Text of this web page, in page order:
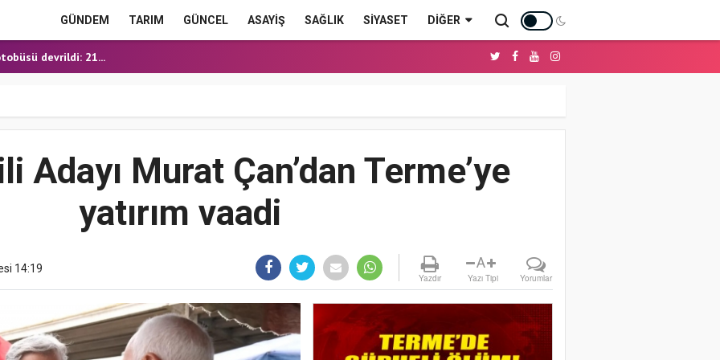
GÜNDEM TARIM GÜNCEL ASAYİŞ SAĞLIK SİYASET DIĞER
HEYECANI
İÇİN İLK KAZ...
devrildi: 21...
YOL YATIRIML...
HALDE ÖLÜ BULUN...
HEYECANI
İÇİN İLK KAZ...
Adayı Murat Çan’dan Terme’ye
yatırım vaadi
14:19
Yazdır
A
Yazı Tipi Yorumlar